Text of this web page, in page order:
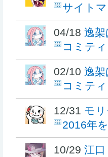
サイト
04/18 逸架
コミテ
02/10 逸架
コミティ
12/31 モリ
2016年
10/29 江口